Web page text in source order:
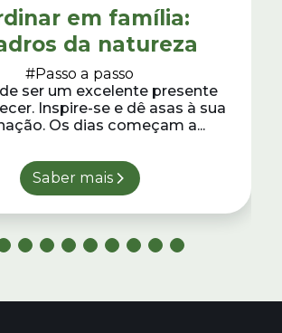
em família:
da natureza
#Passo a passo
ser um excelente presente
Inspire-se e dê asas à sua
Os dias começam a...
Saber mais